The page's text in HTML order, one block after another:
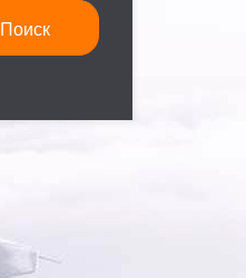
Поиск